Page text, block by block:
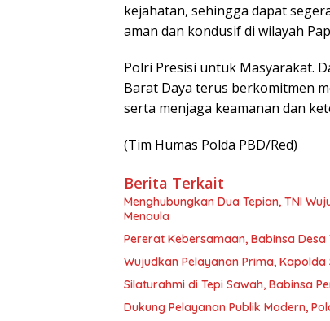
kejahatan, sehingga dapat
aman dan kondusif di wilayah
Polri Presisi untuk Masyarakat.
Barat Daya terus berkomitmen
serta menjaga keamanan dan
(Tim Humas Polda PBD/Red)
Berita Terkait
Menghubungkan Dua Tepian, TNI
Menaula
Pererat Kebersamaan, Babinsa
Wujudkan Pelayanan Prima,
Silaturahmi di Tepi Sawah, Babinsa
Dukung Pelayanan Publik Modern,